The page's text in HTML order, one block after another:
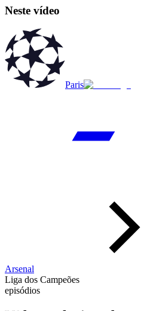
Neste vídeo
Paris
Arsenal
Liga dos Campeões
episódios